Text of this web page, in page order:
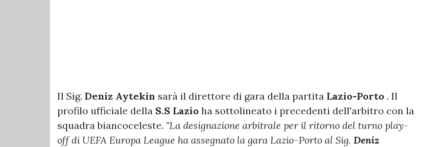
Il Sig. Deniz Aytekin sarà il direttore di gara della partita Lazio-Porto . Il
profilo ufficiale della S.S Lazio ha sottolineato i precedenti dell'arbitro con la
squadra biancoceleste. "La designazione arbitrale per il ritorno del turno play-
off di UEFA Europa League ha assegnato la gara Lazio-Porto al Sig. Deniz